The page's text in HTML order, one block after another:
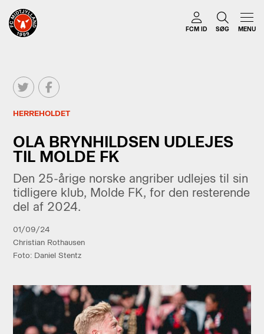
FCM ID SØG MENU
HERREHOLDET
OLA BRYNHILDSEN UDLEJES
TIL MOLDE FK
Den 25-årige norske angriber udlejes til sin
tidligere klub, Molde FK, for den resterende
del af 2024.
01/09/24
Christian Rothausen
Foto: Daniel Stentz